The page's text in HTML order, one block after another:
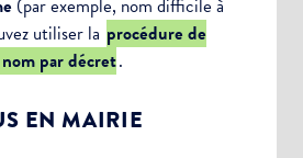
(par exemple, nom difficile à
utiliser la procédure de
par décret.
EN MAIRIE